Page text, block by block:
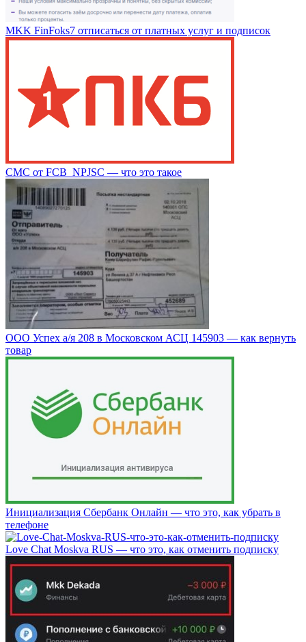
MKK FinFoks7 отписаться от платных услуг и подписок
СМС от FCB_NPJSC — что это такое
ООО Успех а/я 208 в Московском АСЦ 145903 — как вернуть
товар
Инициализация Сбербанк Онлайн — что это, как убрать в
телефоне
Love Chat Moskva RUS — что это, как отменить подписку